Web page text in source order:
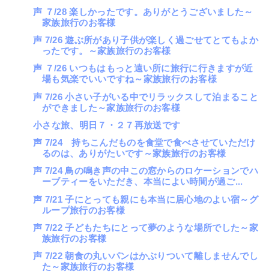
声 ７/28 楽しかったです。ありがとうございました～
家族旅行のお客様
声 7/26 遊ぶ所があり子供が楽しく過ごせてとてもよか
ったです。～家族旅行のお客様
声 ７/26 いつもはもっと遠い所に旅行に行きますが近
場も気楽でいいですね～家族旅行のお客様
声 7/26 小さい子がいる中でリラックスして泊まること
ができました～家族旅行のお客様
小さな旅、明日７・２７再放送です
声 7/24 持ちこんだものを食堂で食べさせていただけ
るのは、ありがたいです～家族旅行のお客様
声 7/24 鳥の鳴き声の中この窓からのロケーションでハ
ーブティーをいただき、本当によい時間が過ご...
声 7/21 子にとっても親にも本当に居心地のよい宿～グ
ループ旅行のお客様
声 7/22 子どもたちにとって夢のような場所でした～家
族旅行のお客様
声 7/22 朝食の丸いパンはかぶりついて離しませんでし
た～家族旅行のお客様